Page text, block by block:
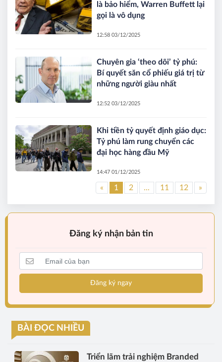
là bảo hiểm, Warren Buffett lại
gọi là vô dụng
12:58 03/12/2025
Chuyên gia ‘theo dõi’ tỷ phú:
Bí quyết săn cổ phiếu giá trị từ
những người giàu nhất
12:52 03/12/2025
Khi tiền tỷ quyết định giáo dục:
Tỷ phú làm rung chuyển các
đại học hàng đầu Mỹ
14:47 01/12/2025
« 1 2 ... 11 12 »
Đăng ký nhận bản tin
Đăng ký ngay
BÀI ĐỌC NHIỀU
Triển lãm trải nghiệm Branded